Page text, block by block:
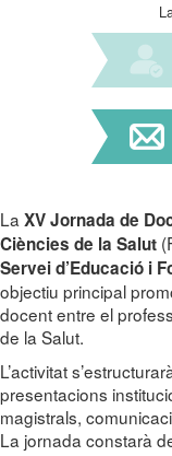
La XV Jornada de
Ciències de la Salut
Servei d’Educació i
objectiu principal
docent entre el
de la Salut.
L’activitat
presentacions
magistrals,
La jornada constarà